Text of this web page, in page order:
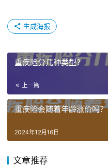
生成海报
重疾险分几种类型？
上一篇
重疾险会随着年龄涨价吗？
2024年12月16日
文章推荐